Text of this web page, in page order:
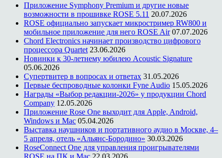
Приложение Symphony Premium и другие новые
возможности в прошивке ROSE 5.11 20.07.2026
ROSE официально запускает микростример RW800 и
мобильное приложение для него ROSE Air 07.07.2026
Chord Electronics начинает производство цифрового
процессора Quartet 23.06.2026
Новинки к 30-летнему юбилею Acoustic Signature
05.06.2026
Супертвитер в вопросах и ответах 31.05.2026
Первые беспроводные колонки Fyne Audio 15.05.2026
Награды «Выбор редакции-2026» у продукции Chord
Company 12.05.2026
Приложение Rose One выходит для Apple, Android,
Windows и Mac 05.04.2026
Выставка наушников и портативного аудио в Москве, 4–
5 апреля, отель «Альянс-Бородино» 30.03.2026
RoseConnect One для управления проигрывателями
ROSE на ПК и Mac 22.03.2026